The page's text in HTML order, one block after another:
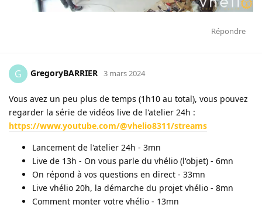
Répondre
G GregoryBARRIER 3 mars 2024
Vous avez un peu plus de temps (1h10 au total), vous pouvez
regarder la série de vidéos live de l'atelier 24h :
https://www.youtube.com/@vhelio8311/streams
Lancement de l'atelier 24h - 3mn
Live de 13h - On vous parle du vhélio (l'objet) - 6mn
On répond à vos questions en direct - 33mn
Live vhélio 20h, la démarche du projet vhélio - 8mn
Comment monter votre vhélio - 13mn